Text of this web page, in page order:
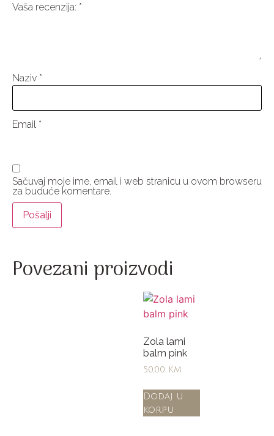
Vaša recenzija: *
Naziv *
Email *
Sačuvaj moje ime, email i web stranicu u ovom browseru
za buduće komentare.
Povezani proizvodi
Zola lami
balm pink
50,00 KM
Dodaj u
korpu